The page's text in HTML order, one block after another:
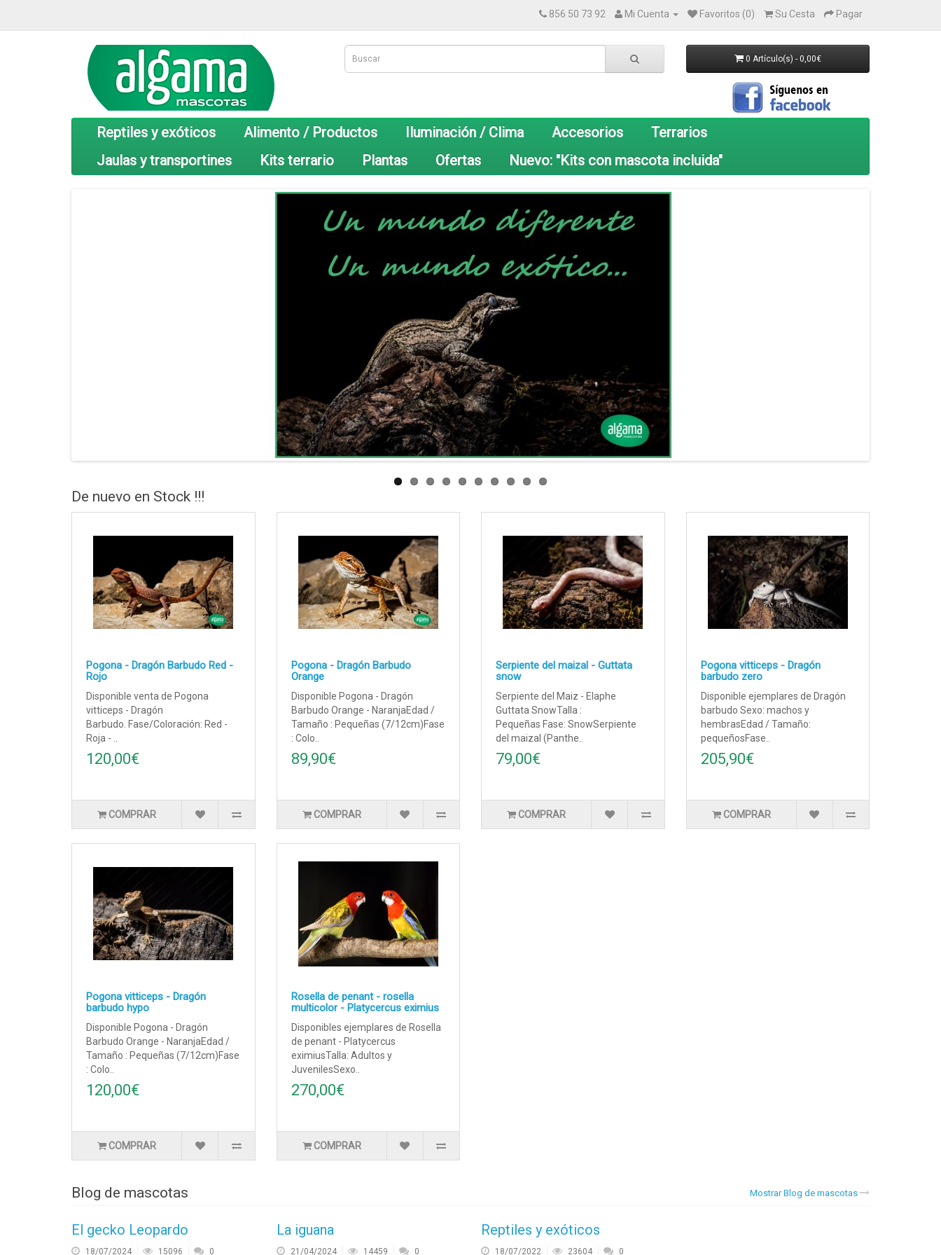
856 50 73 92 Mi Cuenta Favoritos (0) Su Cesta Pagar
0 Artículo(s) - 0,00€
Reptiles y exóticos Alimento / Productos Iluminación / Clima Accesorios
Terrarios
Jaulas y transportines
Kits terrario Plantas Ofertas Nuevo: "Kits con mascota incluida"
De nuevo en Stock !!!
Pogona - Dragón Barbudo Red -
Rojo
Disponible venta de Pogona
vitticeps - Dragón
Barbudo. Fase/Coloración: Red -
Roja - ..
120,00€
COMPRAR
Pogona - Dragón Barbudo
Orange
Disponible Pogona - Dragón
Barbudo Orange - NaranjaEdad /
Tamaño : Pequeñas (7/12cm)Fase
: Colo..
89,90€
COMPRAR
Serpiente del maizal - Guttata
snow
Serpiente del Maiz - Elaphe
Guttata SnowTalla :
Pequeñas Fase: SnowSerpiente
del maizal (Panthe..
79,00€
COMPRAR
Pogona vitticeps - Dragón
barbudo zero
Disponible ejemplares de Dragón
barbudo Sexo: machos y
hembrasEdad / Tamaño:
pequeñosFase..
205,90€
COMPRAR
Pogona vitticeps - Dragón
barbudo hypo
Disponible Pogona - Dragón
Barbudo Orange - NaranjaEdad /
Tamaño : Pequeñas (7/12cm)Fase
: Colo..
120,00€
COMPRAR
Rosella de penant - rosella
multicolor - Platycercus eximius
Disponibles ejemplares de Rosella
de penant - Platycercus
eximiusTalla: Adultos y
JuvenilesSexo..
270,00€
COMPRAR
Mostrar Blog de mascotas
Blog de mascotas
El gecko Leopardo
18/07/2024 15096 0
La iguana
21/04/2024 14459 0
Reptiles y exóticos
18/07/2022 23604 0